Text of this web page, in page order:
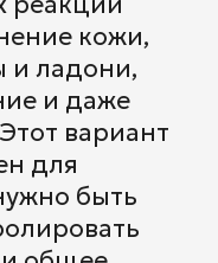
кожи,
и ладони,
и даже
вариант
для
быть